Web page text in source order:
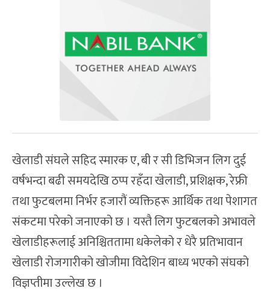
खेलाडी संघले सहिद स्मारक ए, बी र सी डिभिजन लिग दुई
वर्षभन्दा बढी समयदेखि ठप्प रहँदा खेलाडी, प्रशिक्षक, रेफ्री
तथा फुटबलमा निर्भर हजारौं व्यक्तिहरू आर्थिक तथा पेशागत
संकटमा परेको जनाएको छ । यस्तै लिग फुटबलको अभावले
खेलाडीहरूलाई अनिश्चिततामा धकेलेको र धेरै प्रतिभावान
खेलाडी रोजगारीको खोजीमा विदेशिन बाध्य भएको संघको
विज्ञप्तीमा उल्लेख छ ।